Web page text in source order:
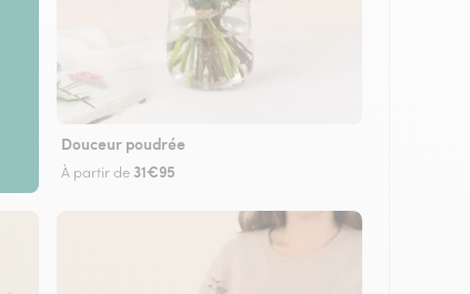
Douceur poudrée
À partir de 31€95